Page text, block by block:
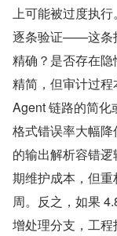
上可能被过度执
逐条验证——这条
精确？是否存在
精简，但审计过程
Agent 链路的简化
格式错误率大幅
的输出解析容错
期维护成本，但
周。反之，如果
增处理分支，工程